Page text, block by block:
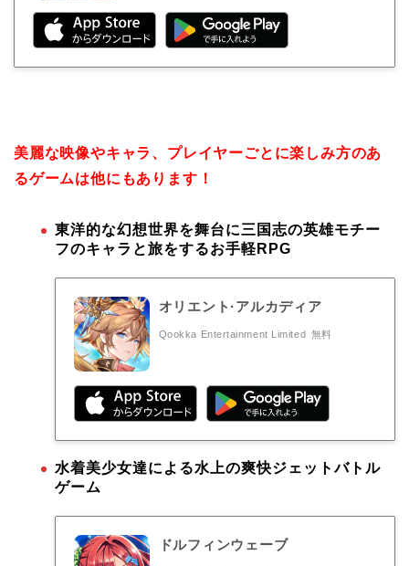
美麗な映像やキャラ、プレイヤーごとに楽しみ方のあ
るゲームは他にもあります！
東洋的な幻想世界を舞台に三国志の英雄モチー
フのキャラと旅をするお手軽RPG
オリエント·アルカディア
Qookka Entertainment Limited 無料
水着美少女達による水上の爽快ジェットバトル
ゲーム
ドルフィンウェーブ